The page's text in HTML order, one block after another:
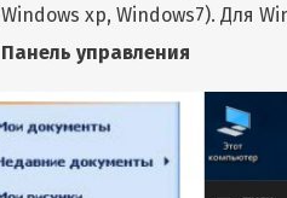
xp, Windows7). Для
Панель управления